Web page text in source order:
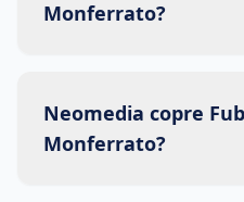
Monferrato?
Neomedia copre
Monferrato?